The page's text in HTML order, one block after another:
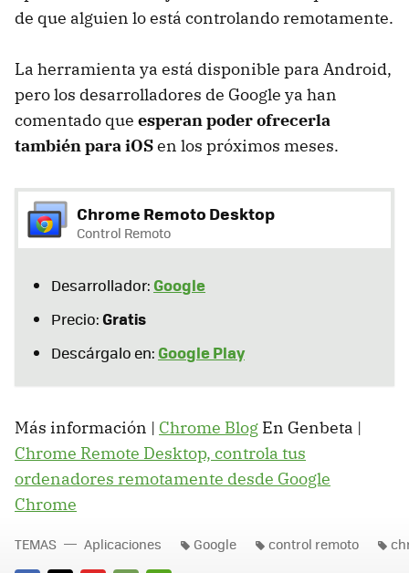
de que alguien lo está controlando remotamente.
La herramienta ya está disponible para Android,
pero los desarrolladores de Google ya han
comentado que esperan poder ofrecerla
también para iOSen los próximos meses.
Chrome Remoto Desktop
Control Remoto
Desarrollador: Google
Precio:Gratis
Descárgalo en: Google Play
Más información | Chrome Blog En Genbeta |
Chrome Remote Desktop, controla tus
ordenadores remotamente desde Google
Chrome
TEMAS Aplicaciones Google control remoto